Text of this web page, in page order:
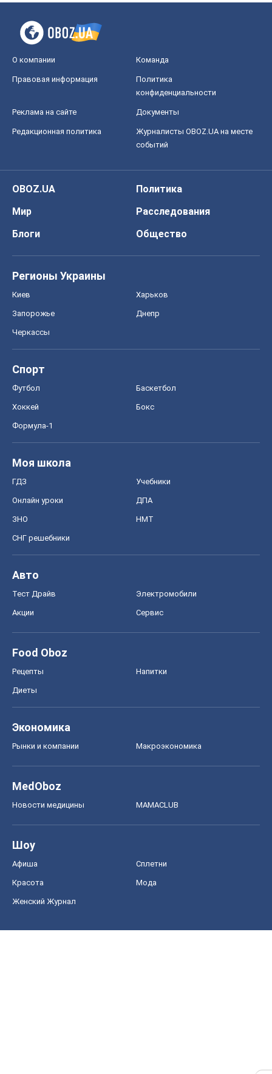
О компании Команда
Правовая информация
Политика
конфиденциальности
Реклама на сайте Документы
Редакционная политика
Журналисты OBOZ.UA на месте
событий
OBOZ.UA
Политика
Мир
Расследования
Блоги
Общество
Регионы Украины
Киев Харьков
Запорожье Днепр
Черкассы
Спорт
Футбол Баскетбол
Хоккей Бокс
Формула-1
Моя школа
ГДЗ Учебники
Онлайн уроки ДПА
ЗНО НМТ
СНГ решебники
Авто
Тест Драйв Электромобили
Акции Сервис
Food Oboz
Рецепты Напитки
Диеты
Экономика
Рынки и компании Mакроэкономика
MedOboz
Новости медицины MAMACLUB
Шоу
Афиша Сплетни
Красота Мода
Женский Журнал